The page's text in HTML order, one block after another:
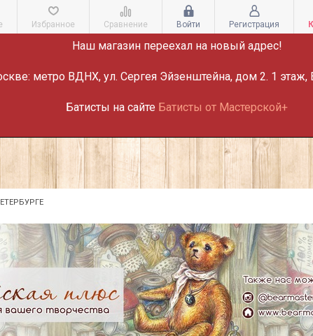
ВНИМАНИЕ!
Наш магазин переехал на новый адрес!
метро ВДНХ, ул. Сергея Эйзенштейна, дом 2. 1 этаж,
Батисты на сайте Батисты от Мастерской+
Избранное Сравнение Войти Регистрация